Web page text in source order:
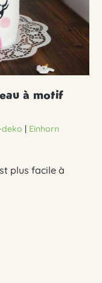
à motif
deko | Einhorn
plus facile à